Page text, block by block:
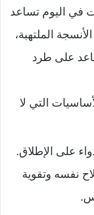
عدة مرات في اليوم تساعد
الملتهبة،
على طرد
التي لا
على الإطلاق.
نفسه وتقوية